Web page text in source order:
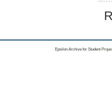
Epsilon Archive for Student